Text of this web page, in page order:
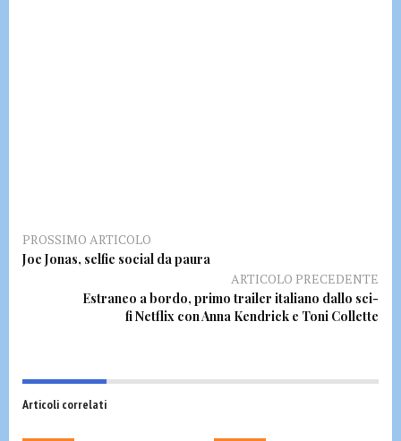
PROSSIMO ARTICOLO
Joe Jonas, selfie social da paura
ARTICOLO PRECEDENTE
Estraneo a bordo, primo trailer italiano dallo sci-
fi Netflix con Anna Kendrick e Toni Collette
Articoli correlati